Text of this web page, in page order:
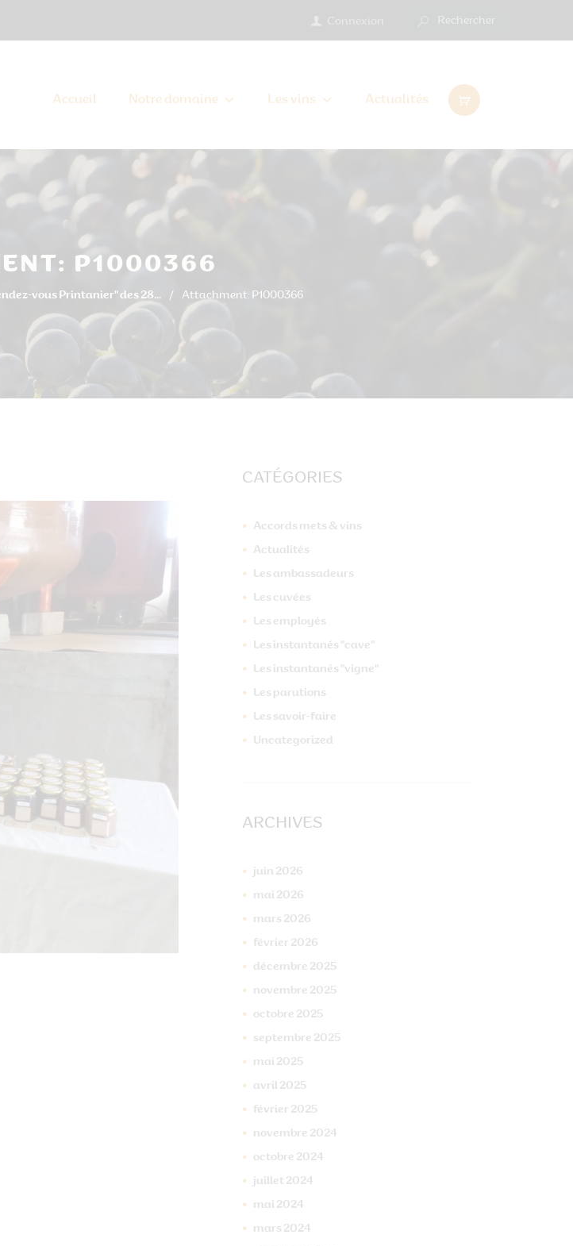
Accueil Notre domaine Les vins Actualités
P1000366
vous Printanier" des 28... Attachment: P1000366
CATÉGORIES
Accords mets & vins
Actualités
Les ambassadeurs
Les cuvées
Les employés
Les instantanés "cave"
Les instantanés "vigne"
Les parutions
Les savoir-faire
Uncategorized
ARCHIVES
juin 2026
mai 2026
mars 2026
février 2026
décembre 2025
novembre 2025
octobre 2025
septembre 2025
mai 2025
avril 2025
février 2025
novembre 2024
octobre 2024
juillet 2024
mai 2024
mars 2024